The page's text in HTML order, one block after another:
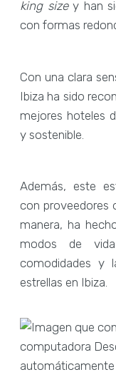
king sizey han
con formas
Con una clara
Ibiza ha sido
mejores hoteles
y sostenible.
Además, este
con proveedores
manera, ha
modos de
comodidades y
estrellas en Ibiza.